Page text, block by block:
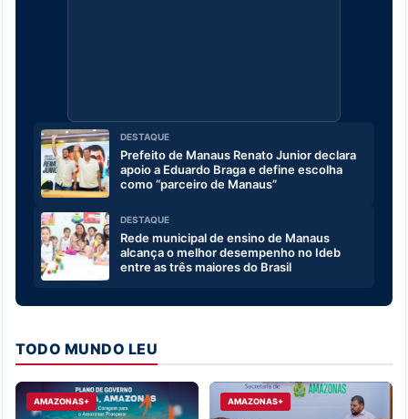
DESTAQUE
Prefeito de Manaus Renato Junior declara
apoio a Eduardo Braga e define escolha
como “parceiro de Manaus”
DESTAQUE
Rede municipal de ensino de Manaus
alcança o melhor desempenho no Ideb
entre as três maiores do Brasil
TODO MUNDO LEU
AMAZONAS+ AMAZONAS+